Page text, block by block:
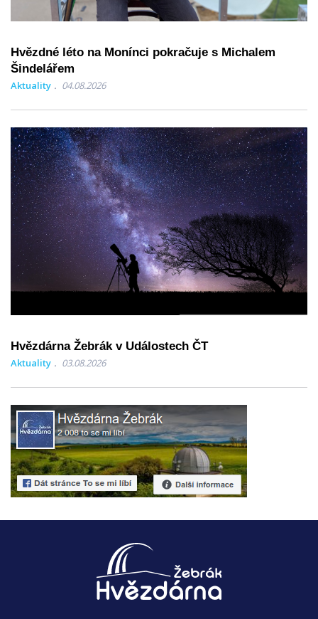
Hvězdné léto na Monínci pokračuje s Michalem
Šindelářem
Aktuality 04.08.2026
Hvězdárna Žebrák v Událostech ČT
Aktuality 03.08.2026